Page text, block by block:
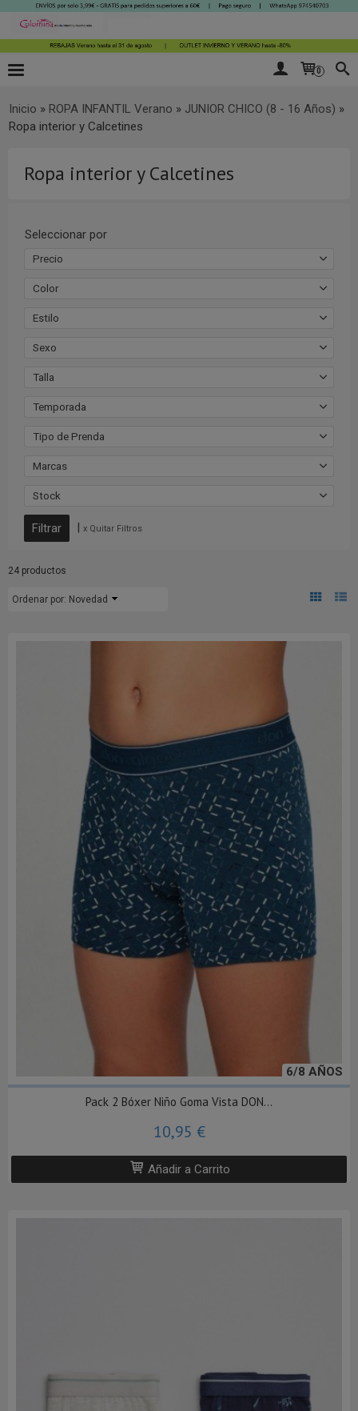
0
Inicio » ROPA INFANTIL Verano » JUNIOR CHICO (8 - 16 Años) »
Ropa interior y Calcetines
Ropa interior y Calcetines
Seleccionar por
Precio
Color
Estilo
Sexo
Talla
Temporada
Tipo de Prenda
Marcas
Stock
| x Quitar Filtros
24 productos
Ordenar por: Novedad
6/8 AÑOS
Pack 2 Bóxer Niño Goma Vista DON...
10,95 €
Añadir a Carrito